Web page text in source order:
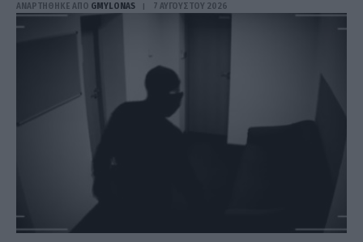
ΑΝΑΡΤΗΘΗΚΕ ΑΠΟ GMYLONAS 7 ΑΥΓΟΎΣΤΟΥ 2026